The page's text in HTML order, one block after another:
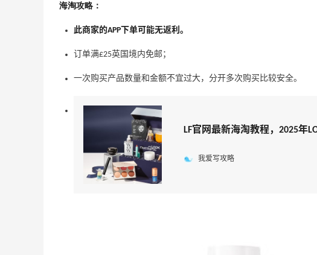
海淘攻略：
此商家的APP下单可能无返利。
订单满£25英国境内免邮；
一次购买产品数量和金额不宜过大，分开多次购买比较安全。
LF官网最新海淘教程，2025年
我爱写攻略